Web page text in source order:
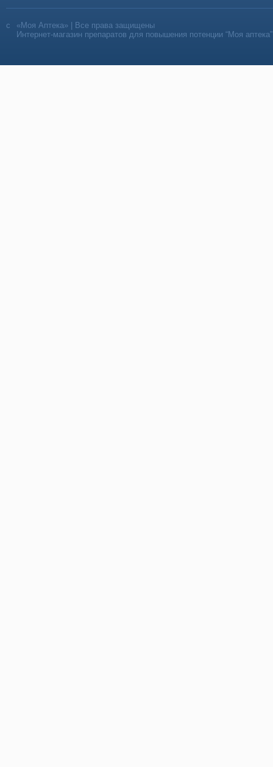
«Моя Аптека» | Все права защищены
Интернет-магазин препаратов для повышения потенции “Моя